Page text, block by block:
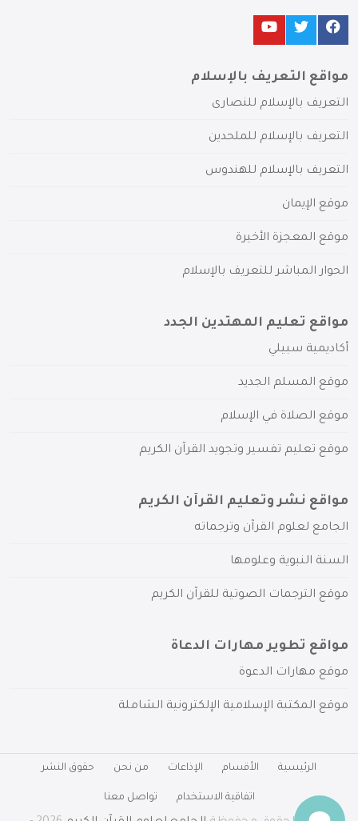
مواقع التعريف بالإسلام
التعريف بالإسلام للنصارى
التعريف بالإسلام للملحدين
التعريف بالإسلام للهندوس
موقع الإيمان
موقع المعجزة الأخيرة
الحوار المباشر للتعريف بالإسلام
مواقع تعليم المهتدين الجدد
أكاديمية سبيلي
موقع المسلم الجديد
موقع الصلاة في الإسلام
موقع تعليم تفسير وتجويد القرآن الكريم
مواقع نشر وتعليم القرآن الكريم
الجامع لعلوم القرآن وترجماته
السنة النبوية وعلومها
موقع الترجمات الصوتية للقرآن الكريم
مواقع تطوير مهارات الدعاة
موقع مهارات الدعوة
موقع المكتبة الإسلامية الإلكترونية الشاملة
الرئيسية الأقسام الإذاعات من نحن حقوق النشر
اتفاقية الاستخدام تواصل معنا